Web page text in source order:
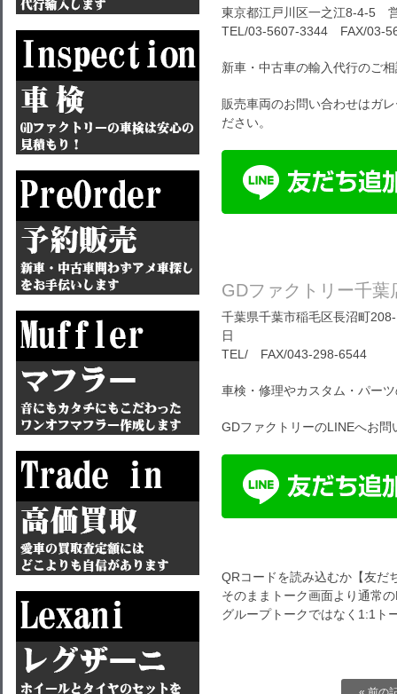
東京都江戸川区一之江8-4-5
TEL/03-5607-3344 FAX/03-
新車・中古車の輸入代行のご
販売車両のお問い合わせはガ
ださい。
GDファクトリー千葉
千葉県千葉市稲毛区長沼町
日
TEL/ FAX/043-298-6544
車検・修理やカスタム・パー
GDファクトリーのLINEへお問
QRコードを読み込むか【友だ
そのままトーク画面より通常
グループトークではなく1:1ト